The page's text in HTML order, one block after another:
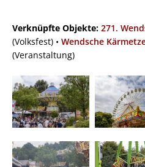
Verknüpfte Objekte: 271.
(Volksfest) • Wendsche
(Veranstaltung)